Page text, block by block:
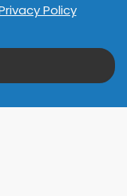
Policy